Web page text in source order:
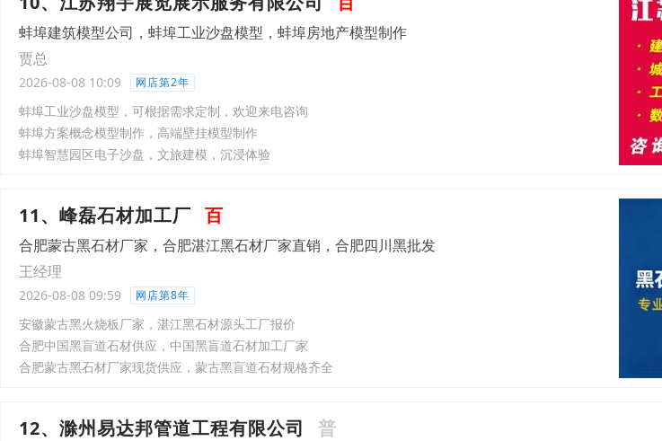
蚌埠建筑模型公司，蚌埠工业沙盘模型，蚌埠房地产模型制作
贾总
2026-08-08 10:09 网店第2年
蚌埠工业沙盘模型，可根据需求定制，欢迎来电咨询
蚌埠方案概念模型制作，高端壁挂模型制作
蚌埠智慧园区电子沙盘，文旅建模，沉浸体验
11、峰磊石材加工厂 百
合肥蒙古黑石材厂家，合肥湛江黑石材厂家直销，合肥四川黑批发
王经理
2026-08-08 09:59 网店第8年
安徽蒙古黑火烧板厂家，湛江黑石材源头工厂报价
合肥中国黑盲道石材供应，中国黑盲道石材加工厂家
合肥蒙古黑石材厂家现货供应，蒙古黑盲道石材规格齐全
12、滁州易达邦管道工程有限公司 普